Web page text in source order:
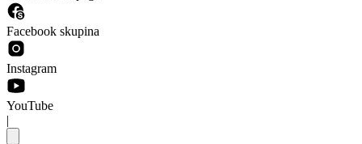
Facebook skupina
Instagram
YouTube
|